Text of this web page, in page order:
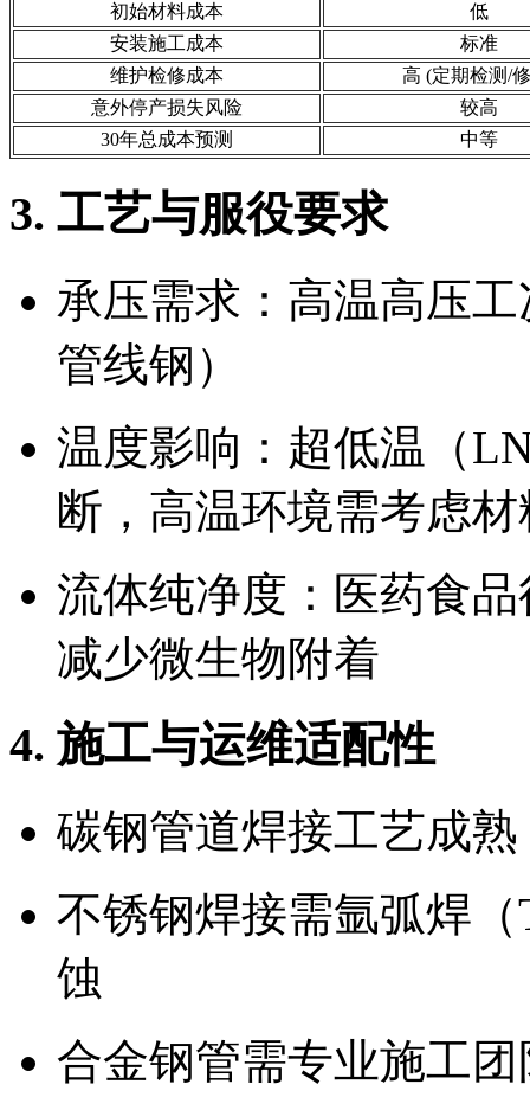
初始材料成本
低
安装施工成本
标准
维护检修成本
高 (定期检测/
意外停产损失风险
较高
30年总成本预测
中等
3. 工艺与服役要求
承压需求：高温高压
管线钢）
温度影响：超低温（
断，高温环境需考虑
流体纯净度：医药食
减少微生物附着
4. 施工与运维适配性
碳钢管道焊接工艺成
不锈钢焊接需氩弧焊
蚀
合金钢管需专业施工